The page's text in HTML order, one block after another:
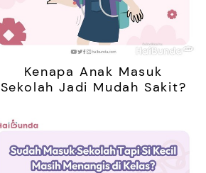
Kenapa Anak Masuk
Sekolah Jadi Mudah Sakit?